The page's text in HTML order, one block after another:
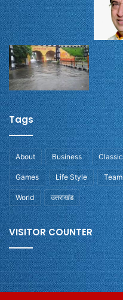
Tags
About Business Classic
Games Life Style Team
World उतराखंड
VISITOR COUNTER